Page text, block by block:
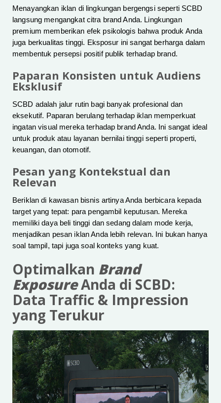
Menayangkan iklan di lingkungan bergengsi seperti SCBD
langsung mengangkat citra brand Anda. Lingkungan
premium memberikan efek psikologis bahwa produk Anda
juga berkualitas tinggi. Eksposur ini sangat berharga dalam
membentuk persepsi positif publik terhadap brand.
Paparan Konsisten untuk Audiens
Eksklusif
SCBD adalah jalur rutin bagi banyak profesional dan
eksekutif. Paparan berulang terhadap iklan memperkuat
ingatan visual mereka terhadap brand Anda. Ini sangat ideal
untuk produk atau layanan bernilai tinggi seperti properti,
keuangan, dan otomotif.
Pesan yang Kontekstual dan
Relevan
Beriklan di kawasan bisnis artinya Anda berbicara kepada
target yang tepat: para pengambil keputusan. Mereka
memiliki daya beli tinggi dan sedang dalam mode kerja,
menjadikan pesan iklan Anda lebih relevan. Ini bukan hanya
soal tampil, tapi juga soal konteks yang kuat.
Optimalkan Brand
ExposureAnda di SCBD:
Data Traffic & Impression
yang Terukur